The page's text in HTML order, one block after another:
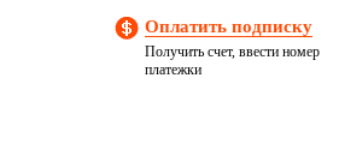
Оплатить подписку
Получить счет, ввести номер
платежки